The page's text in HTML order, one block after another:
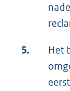
5.
Het